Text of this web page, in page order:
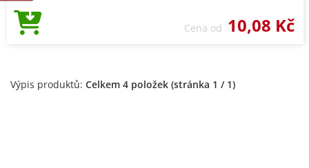
Cena od 10,08 Kč
Výpis produktů: Celkem 4 položek (stránka 1 / 1)